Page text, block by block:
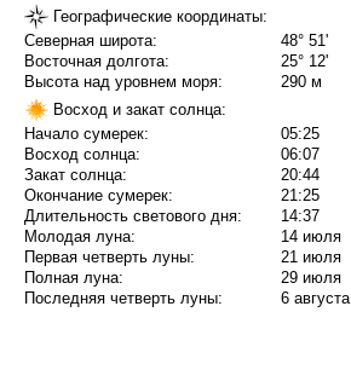
Географические координаты:
Северная широта:
48° 51'
Восточная долгота:
25° 12'
Высота над уровнем моря:
290 м
Восход и закат солнца:
Начало сумерек:
05:25
Восход солнца:
06:07
Закат солнца:
20:44
Окончание сумерек:
21:25
Длительность светового дня:
14:37
Молодая луна:
14 июля
Первая четверть луны:
21 июля
Полная луна:
29 июля
Последняя четверть луны:
6 августа